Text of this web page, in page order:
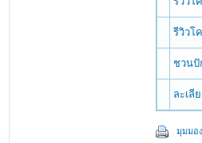
รีวิวโ
ชวนปั
ละเลี
มุมมอ